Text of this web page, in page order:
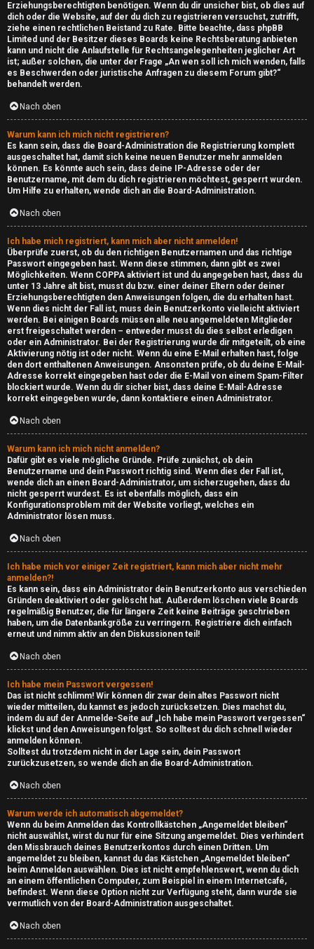
Erziehungsberechtigten benötigen. Wenn du dir unsicher bist, ob dies auf
dich oder die Website, auf der du dich zu registrieren versuchst, zutrifft,
ziehe einen rechtlichen Beistand zu Rate. Bitte beachte, dass phpBB
Limited und der Besitzer dieses Boards keine Rechtsberatung anbieten
kann und nicht die Anlaufstelle für Rechtsangelegenheiten jeglicher Art
ist; außer solchen, die unter der Frage „An wen soll ich mich wenden, falls
es Beschwerden oder juristische Anfragen zu diesem Forum gibt?“
behandelt werden.
Nach oben
Warum kann ich mich nicht registrieren?
Es kann sein, dass die Board-Administration die Registrierung komplett
ausgeschaltet hat, damit sich keine neuen Benutzer mehr anmelden
können. Es könnte auch sein, dass deine IP-Adresse oder der
Benutzername, mit dem du dich registrieren möchtest, gesperrt wurden.
Um Hilfe zu erhalten, wende dich an die Board-Administration.
Nach oben
Ich habe mich registriert, kann mich aber nicht anmelden!
Überprüfe zuerst, ob du den richtigen Benutzernamen und das richtige
Passwort eingegeben hast. Wenn diese stimmen, dann gibt es zwei
Möglichkeiten. Wenn COPPA aktiviert ist und du angegeben hast, dass du
unter 13 Jahre alt bist, musst du bzw. einer deiner Eltern oder deiner
Erziehungsberechtigten den Anweisungen folgen, die du erhalten hast.
Wenn dies nicht der Fall ist, muss dein Benutzerkonto vielleicht aktiviert
werden. Bei einigen Boards müssen alle neu angemeldeten Mitglieder
erst freigeschaltet werden – entweder musst du dies selbst erledigen
oder ein Administrator. Bei der Registrierung wurde dir mitgeteilt, ob eine
Aktivierung nötig ist oder nicht. Wenn du eine E-Mail erhalten hast, folge
den dort enthaltenen Anweisungen. Ansonsten prüfe, ob du deine E-Mail-
Adresse korrekt eingegeben hast oder die E-Mail von einem Spam-Filter
blockiert wurde. Wenn du dir sicher bist, dass deine E-Mail-Adresse
korrekt eingegeben wurde, dann kontaktiere einen Administrator.
Nach oben
Warum kann ich mich nicht anmelden?
Dafür gibt es viele mögliche Gründe. Prüfe zunächst, ob dein
Benutzername und dein Passwort richtig sind. Wenn dies der Fall ist,
wende dich an einen Board-Administrator, um sicherzugehen, dass du
nicht gesperrt wurdest. Es ist ebenfalls möglich, dass ein
Konfigurationsproblem mit der Website vorliegt, welches ein
Administrator lösen muss.
Nach oben
Ich habe mich vor einiger Zeit registriert, kann mich aber nicht mehr
anmelden?!
Es kann sein, dass ein Administrator dein Benutzerkonto aus verschieden
Gründen deaktiviert oder gelöscht hat. Außerdem löschen viele Boards
regelmäßig Benutzer, die für längere Zeit keine Beiträge geschrieben
haben, um die Datenbankgröße zu verringern. Registriere dich einfach
erneut und nimm aktiv an den Diskussionen teil!
Nach oben
Ich habe mein Passwort vergessen!
Das ist nicht schlimm! Wir können dir zwar dein altes Passwort nicht
wieder mitteilen, du kannst es jedoch zurücksetzen. Dies machst du,
indem du auf der Anmelde-Seite auf „Ich habe mein Passwort vergessen“
klickst und den Anweisungen folgst. So solltest du dich schnell wieder
anmelden können.
Solltest du trotzdem nicht in der Lage sein, dein Passwort
zurückzusetzen, so wende dich an die Board-Administration.
Nach oben
Warum werde ich automatisch abgemeldet?
Wenn du beim Anmelden das Kontrollkästchen „Angemeldet bleiben“
nicht auswählst, wirst du nur für eine Sitzung angemeldet. Dies verhindert
den Missbrauch deines Benutzerkontos durch einen Dritten. Um
angemeldet zu bleiben, kannst du das Kästchen „Angemeldet bleiben“
beim Anmelden auswählen. Dies ist nicht empfehlenswert, wenn du dich
an einem öffentlichen Computer, zum Beispiel in einem Internetcafé,
befindest. Wenn diese Option nicht zur Verfügung steht, dann wurde sie
vermutlich von der Board-Administration ausgeschaltet.
Nach oben
e